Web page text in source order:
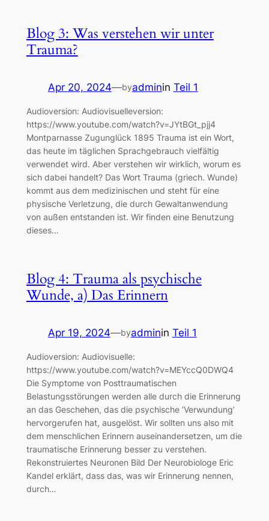
Blog 3: Was verstehen wir unter
Trauma?
Apr 20, 2024—byadminin Teil 1
Audioversion: Audiovisuelleversion:
https://www.youtube.com/watch?v=JYtBGt_pjj4
Montparnasse Zugunglück 1895 Trauma ist ein Wort,
das heute im täglichen Sprachgebrauch vielfältig
verwendet wird. Aber verstehen wir wirklich, worum es
sich dabei handelt? Das Wort Trauma (griech. Wunde)
kommt aus dem medizinischen und steht für eine
physische Verletzung, die durch Gewaltanwendung
von außen entstanden ist. Wir finden eine Benutzung
dieses…
Blog 4: Trauma als psychische
Wunde, a) Das Erinnern
Apr 19, 2024—byadminin Teil 1
Audioversion: Audiovisuelle:
https://www.youtube.com/watch?v=MEYccQ0DWQ4
Die Symptome von Posttraumatischen
Belastungsstörungen werden alle durch die Erinnerung
an das Geschehen, das die psychische ‘Verwundung’
hervorgerufen hat, ausgelöst. Wir sollten uns also mit
dem menschlichen Erinnern auseinandersetzen, um die
traumatische Erinnerung besser zu verstehen.
Rekonstruiertes Neuronen Bild Der Neurobiologe Eric
Kandel erklärt, dass das, was wir Erinnerung nennen,
durch…